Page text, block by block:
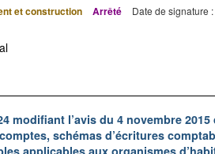
et construction Arrêté Date de signature
modifiant l’avis du 4 novembre
schémas d’écritures
applicables aux organismes